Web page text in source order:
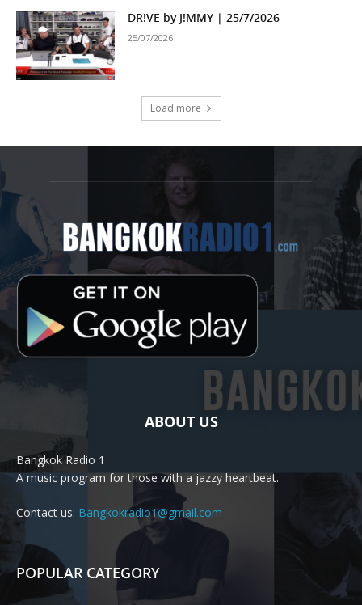
DR!VE by J!MMY | 25/7/2026
25/07/2026
Load more
ABOUT US
Bangkok Radio 1
A music program for those with a jazzy heartbeat.
Contact us: Bangkokradio1@gmail.com
POPULAR CATEGORY